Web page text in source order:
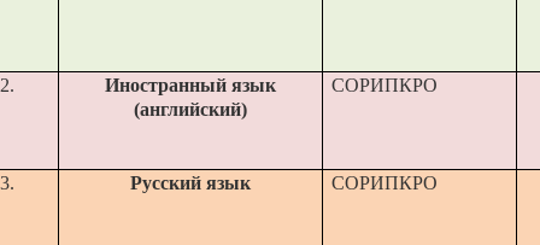
2.
Иностранный язык
(английский)
СОРИПКРО
3. Русский язык СОРИПКРО